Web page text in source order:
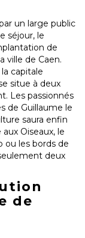
un large public
séjour, le
de
ville de Caen.
capitale
situe à deux
Les passionnés
de Guillaume le
saura enfin
Oiseaux, le
ou les bords de
deux
de